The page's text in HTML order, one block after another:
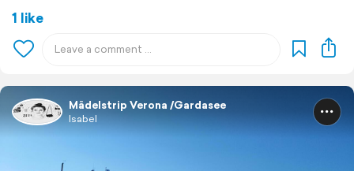
1 like
Mädelstrip Verona /Gardasee
Isabel